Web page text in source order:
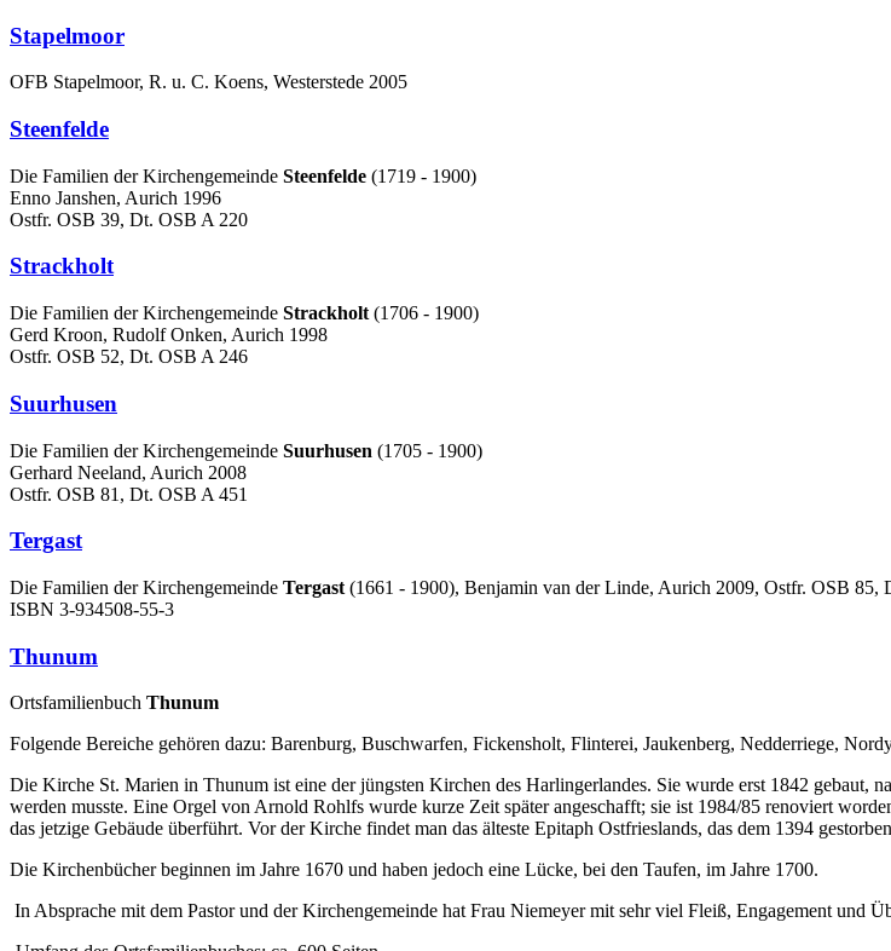
Stapelmoor
OFB Stapelmoor, R. u. C. Koens, Westerstede 2005
Steenfelde
Die Familien der Kirchengemeinde Steenfelde (1719 - 1900)
Enno Janshen, Aurich 1996
Ostfr. OSB 39, Dt. OSB A 220
Strackholt
Die Familien der Kirchengemeinde Strackholt (1706 - 1900)
Gerd Kroon, Rudolf Onken, Aurich 1998
Ostfr. OSB 52, Dt. OSB A 246
Suurhusen
Die Familien der Kirchengemeinde Suurhusen (1705 - 1900)
Gerhard Neeland, Aurich 2008
Ostfr. OSB 81, Dt. OSB A 451
Tergast
Die Familien der Kirchengemeinde Tergast (1661 - 1900), Benjamin van der Linde, Aurich 2009, Ostfr. OSB 85,
ISBN 3-934508-55-3
Thunum
Ortsfamilienbuch Thunum
Folgende Bereiche gehören dazu: Barenburg, Buschwarfen, Fickensholt, Flinterei, Jaukenberg, Nedderriege,
Die Kirche St. Marien in Thunum ist eine der jüngsten Kirchen des Harlingerlandes. Sie wurde erst 1842 gebaut,
werden musste. Eine Orgel von Arnold Rohlfs wurde kurze Zeit später angeschafft; sie ist 1984/85 renoviert
das jetzige Gebäude überführt. Vor der Kirche findet man das älteste Epitaph Ostfrieslands, das dem 1394
Die Kirchenbücher beginnen im Jahre 1670 und haben jedoch eine Lücke, bei den Taufen, im Jahre 1700.
In Absprache mit dem Pastor und der Kirchengemeinde hat Frau Niemeyer mit sehr viel Fleiß, Engagement und